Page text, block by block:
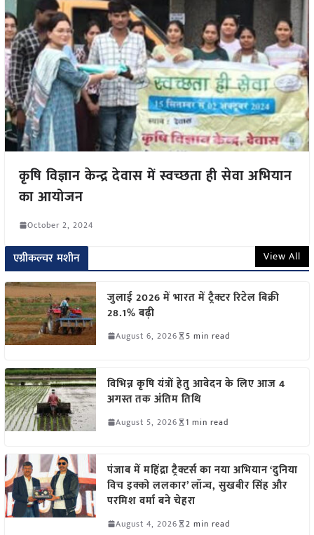
कृषि विज्ञान केन्द्र देवास में स्वच्छता ही सेवा अभियान
का आयोजन
October 2, 2024
एग्रीकल्चर मशीन View All
जुलाई 2026 में भारत में ट्रैक्टर रिटेल बिक्री
28.1% बढ़ी
August 6, 2026 5 min read
विभिन्न कृषि यंत्रों हेतु आवेदन के लिए आज 4
अगस्त तक अंतिम तिथि
August 5, 2026 1 min read
पंजाब में महिंद्रा ट्रैक्टर्स का नया अभियान ‘दुनिया
विच इक्को ललकार’ लॉन्च, सुखबीर सिंह और
परमिश वर्मा बने चेहरा
August 4, 2026 2 min read